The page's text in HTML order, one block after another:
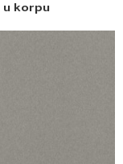
u korpu